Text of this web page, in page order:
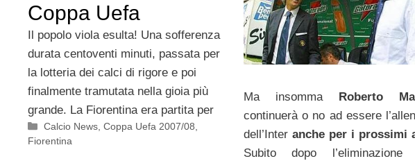
Ma insomma Roberto
continuerà o no ad essere
dell’Inter anche per i prossimi
Subito dopo l’eliminazione
Coppa Uefa
Il popolo viola esulta! Una sofferenza
durata centoventi minuti, passata per
la lotteria dei calci di rigore e poi
finalmente tramutata nella gioia più
grande. La Fiorentina era partita per
Categorie
Calcio News ,Coppa Uefa 2007/08
Fiorentina